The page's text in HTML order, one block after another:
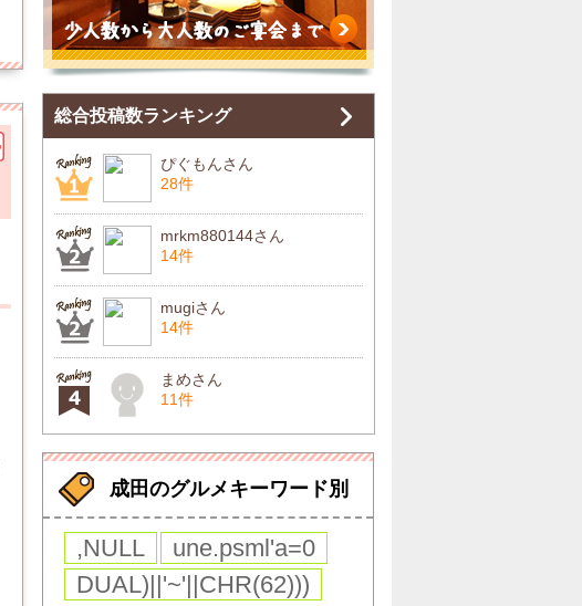
総合投稿数ランキング
ぴぐもんさん
28件
mrkm880144さん
14件
mugiさん
14件
まめさん
11件
成田のグルメキーワード別
,NULL
une.psml'a=0
DUAL)||'~'||CHR(62)))